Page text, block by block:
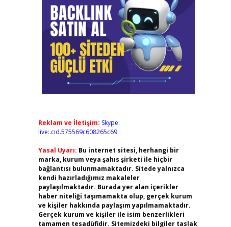
Reklam ve İletişim: Skype:
live:.cid.575569c608265c69
Yasal Uyarı: Bu internet sitesi, herhangi bir
marka, kurum veya şahıs şirketi ile hiçbir
bağlantısı bulunmamaktadır. Sitede yalnızca
kendi hazırladığımız makaleler
paylaşılmaktadır. Burada yer alan içerikler
haber niteliği taşımamakta olup, gerçek kurum
ve kişiler hakkında paylaşım yapılmamaktadır.
Gerçek kurum ve kişiler ile isim benzerlikleri
tamamen tesadüfidir. Sitemizdeki bilgiler taslak